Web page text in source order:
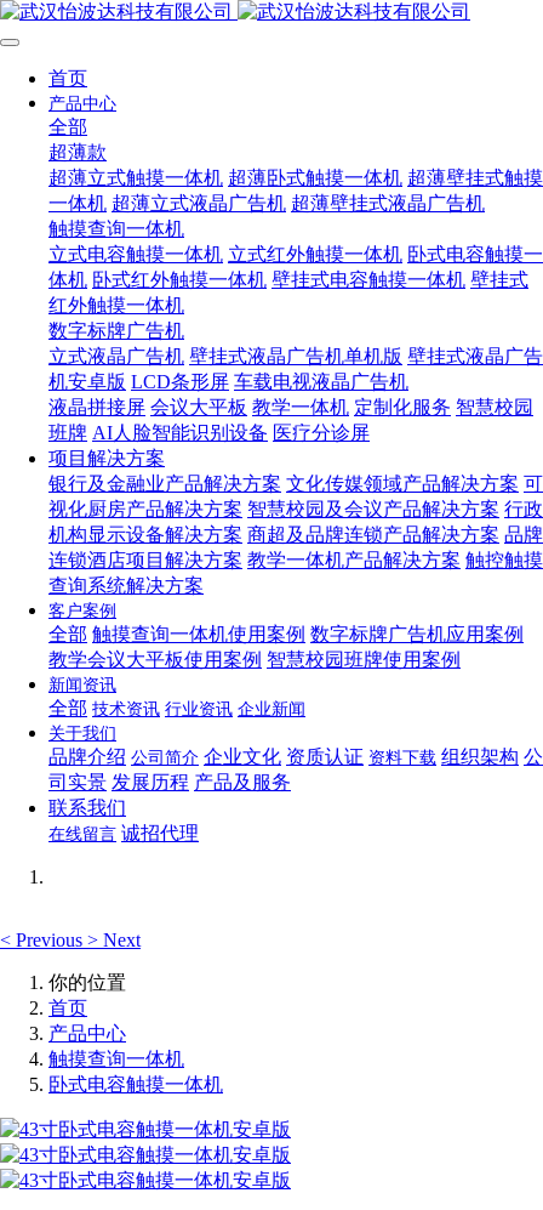
首页
产品中心
全部
超薄款
超薄立式触摸一体机 超薄卧式触摸一体机 超薄壁挂式触摸
一体机 超薄立式液晶广告机 超薄壁挂式液晶广告机
触摸查询一体机
立式电容触摸一体机 立式红外触摸一体机 卧式电容触摸一
体机 卧式红外触摸一体机 壁挂式电容触摸一体机 壁挂式
红外触摸一体机
数字标牌广告机
立式液晶广告机 壁挂式液晶广告机单机版 壁挂式液晶广告
机安卓版 LCD条形屏 车载电视液晶广告机
液晶拼接屏 会议大平板 教学一体机 定制化服务 智慧校园
班牌 AI人脸智能识别设备 医疗分诊屏
项目解决方案
银行及金融业产品解决方案 文化传媒领域产品解决方案 可
视化厨房产品解决方案 智慧校园及会议产品解决方案 行政
机构显示设备解决方案 商超及品牌连锁产品解决方案 品牌
连锁酒店项目解决方案 教学一体机产品解决方案 触控触摸
查询系统解决方案
客户案例
全部 触摸查询一体机使用案例 数字标牌广告机应用案例
教学会议大平板使用案例 智慧校园班牌使用案例
新闻资讯
全部 技术资讯 行业资讯 企业新闻
关于我们
品牌介绍 公司简介 企业文化 资质认证 资料下载 组织架构 公
司实景 发展历程 产品及服务
联系我们
在线留言 诚招代理
< Previous > Next
你的位置
首页
产品中心
触摸查询一体机
卧式电容触摸一体机